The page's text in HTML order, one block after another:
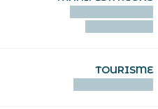
TOURISME